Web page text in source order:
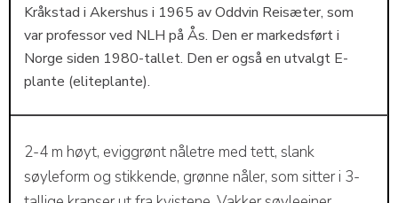
Kråkstad i Akershus i 1965 av Oddvin Reisæter, som
var professor ved NLH på Ås. Den er markedsført i
Norge siden 1980-tallet. Den er også en utvalgt E-
plante (eliteplante).
2-4 m høyt, eviggrønt nåletre med tett, slank
søyleform og stikkende, grønne nåler, som sitter i 3-